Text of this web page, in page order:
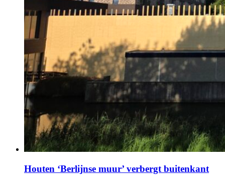
Houten ‘Berlijnse muur’ verbergt buitenkant